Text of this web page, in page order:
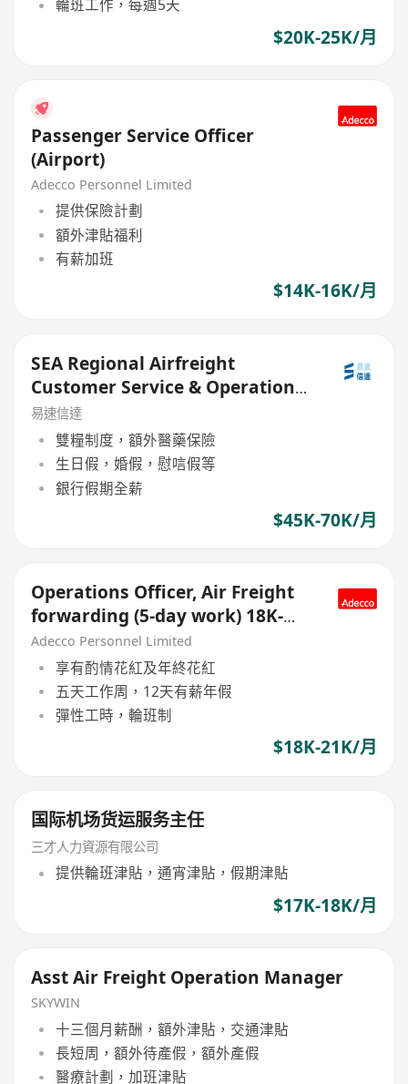
輪班工作，每週5天
$20K-25K/月
Passenger Service Officer
(Airport)
Adecco Personnel Limited
提供保險計劃
額外津貼福利
有薪加班
$14K-16K/月
SEA Regional Airfreight
Customer Service & Operations
Director
易速信達
雙糧制度，額外醫藥保險
生日假，婚假，慰唁假等
銀行假期全薪
$45K-70K/月
Operations Officer, Air Freight
forwarding (5-day work) 18K-
21K
Adecco Personnel Limited
享有酌情花紅及年終花紅
五天工作周，12天有薪年假
彈性工時，輪班制
$18K-21K/月
国际机场货运服务主任
三才人力資源有限公司
提供輪班津貼，通宵津貼，假期津貼
$17K-18K/月
Asst Air Freight Operation Manager
SKYWIN
十三個月薪酬，額外津貼，交通津貼
長短周，額外待產假，額外產假
醫療計劃，加班津貼